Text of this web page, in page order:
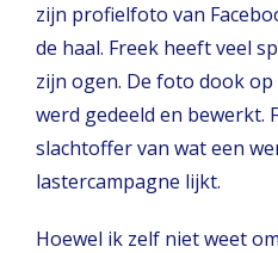
zijn profielfoto van
de haal. Freek heeft veel
zijn ogen. De foto dook
werd gedeeld en bewerkt.
slachtoffer van wat een
lastercampagne lijkt.
Hoewel ik zelf niet weet